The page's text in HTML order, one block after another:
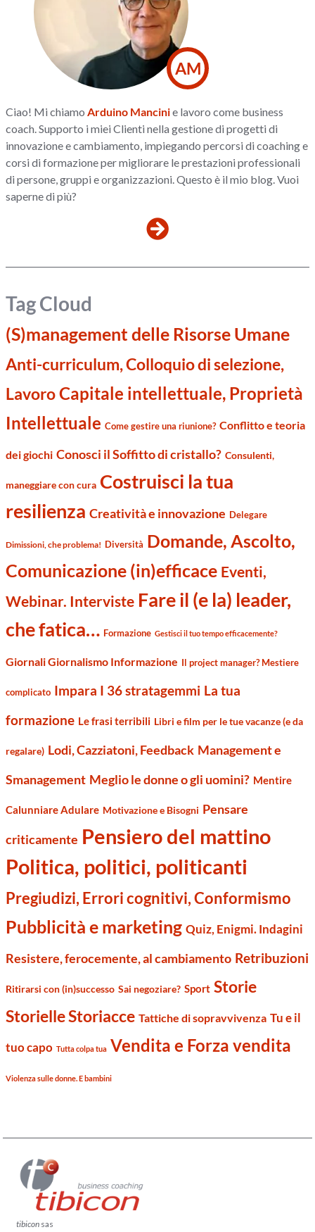
AM
Ciao! Mi chiamo Arduino Mancinie lavoro come business
coach. Supporto i miei Clienti nella gestione di progetti di
innovazione e cambiamento, impiegando percorsi di coaching e
corsi di formazione per migliorare le prestazioni professionali
di persone, gruppi e organizzazioni. Questo è il mio blog. Vuoi
saperne di più?
Tag Cloud
(S)management delle Risorse Umane
Anti-curriculum, Colloquio di selezione,
LavoroCapitale intellettuale, Proprietà
Intellettuale Come gestire una riunione? Conflitto e teoria
dei giochi Conosci il Soffitto di cristallo? Consulenti,
maneggiare con cura Costruisci la tua
resilienza Creatività e innovazione Delegare
Dimissioni, che problema! Diversità Domande, Ascolto,
Comunicazione (in)efficace Eventi,
Webinar. Interviste Fare il (e la) leader,
che fatica… Formazione Gestisci il tuo tempo efficacemente?
Giornali Giornalismo Informazione Il project manager? Mestiere
complicato Impara I 36 stratagemmi La tua
formazione Le frasi terribili Libri e film per le tue vacanze (e da
regalare) Lodi, Cazziatoni, Feedback Management e
Smanagement Meglio le donne o gli uomini? Mentire
Calunniare Adulare Motivazione e Bisogni Pensare
criticamente Pensiero del mattino
Politica, politici, politicanti
Pregiudizi, Errori cognitivi, Conformismo
Pubblicità e marketing Quiz, Enigmi. Indagini
Resistere, ferocemente, al cambiamento Retribuzioni
Ritirarsi con (in)successo Sai negoziare? Sport Storie
Storielle Storiacce Tattiche di sopravvivenza Tu e il
tuo capo Tutta colpa tua Vendita e Forza vendita
Violenza sulle donne. E bambini
tibicon sas